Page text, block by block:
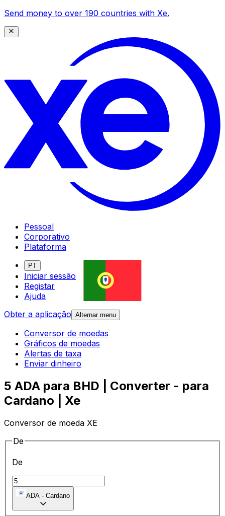
Send money to over 190 countries with Xe.
Pessoal
Corporativo
Plataforma
PT
Iniciar sessão
Registar
Ajuda
Obter a aplicação Alternar menu
Conversor de moedas
Gráficos de moedas
Alertas de taxa
Enviar dinheiro
5 ADA para BHD | Converter - para
Cardano | Xe
Conversor de moeda XE
De
De
ADA - Cardano